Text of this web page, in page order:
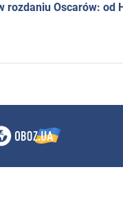
rozdaniu Oscarów: od